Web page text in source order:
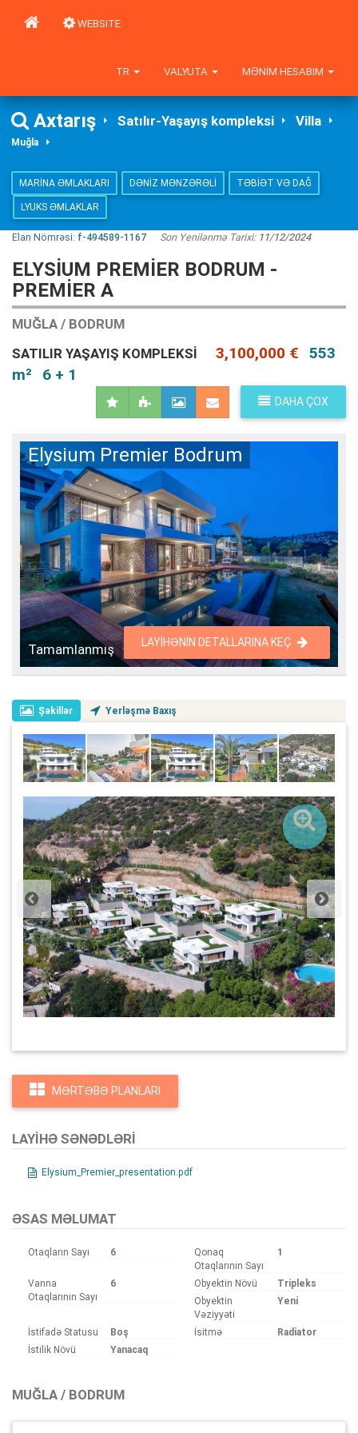
WEBSITE
MƏNIM HESABIM
VALYUTA
TR
Axtarış Satılır-Yaşayış kompleksi Villa
Muğla
MARINA ƏMLAKLARI DƏNIZ MƏNZƏRƏLI
TƏBIƏT VƏ DAĞ
LYUKS ƏMLAKLAR
Elan Nömrəsi: f-494589-1167 Son Yenilənmə Tarixi: 11/12/2024
ELYSIUM PREMIER BODRUM -
PREMIER A
MUĞLA / BODRUM
SATILIR YAŞAYIŞ KOMPLEKSI
3,100,000 € 553
m²
6 + 1
DAHA ÇOX
Elysium Premier Bodrum
Tamamlanmış LAYIHƏNIN DETALLARINA KEÇ
Şəkillər Yerləşmə Baxış
MƏRTƏBƏ PLANLARI
LAYIHƏ SƏNƏDLƏRI
Elysium_Premier_presentation.pdf
ƏSAS MƏLUMAT
Otaqların Sayı 6
Qonaq
Otaqlarının Sayı
1
Vanna
Otaqlarının Sayı
6 Obyektin Növü
Tripleks
Obyektin
Vəziyyəti
Yeni
İstifadə Statusu Boş İsitmə
Radiator
İstilik Növü
Yanacaq
MUĞLA / BODRUM